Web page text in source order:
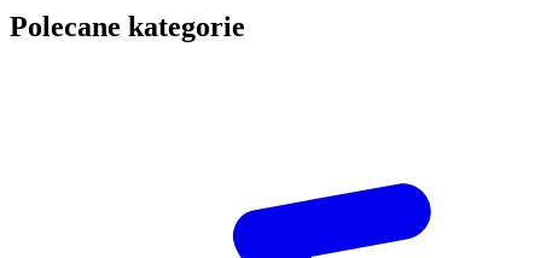
Polecane kategorie